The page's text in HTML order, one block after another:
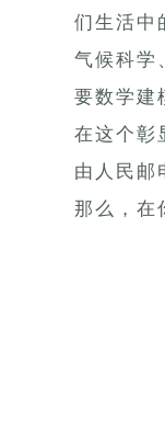
们生活中
气候科学
要数学建
在这个彰
由人民邮
那么，在